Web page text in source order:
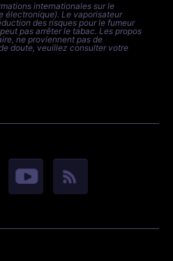
internationales sur le
électronique). Le vaporisateur
des risques pour le fumeur
pas arrêter le tabac. Les propos
ne proviennent pas de
doute, veuillez consulter votre